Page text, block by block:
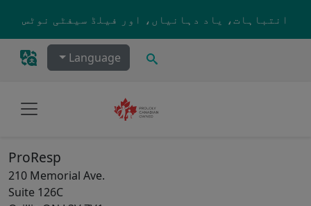
انتباہات، یاد دہانیاں، اور فیلڈ سیفٹی نوٹس
تلاش کریں۔
Language
ProResp
210 Memorial Ave.
Suite 126C